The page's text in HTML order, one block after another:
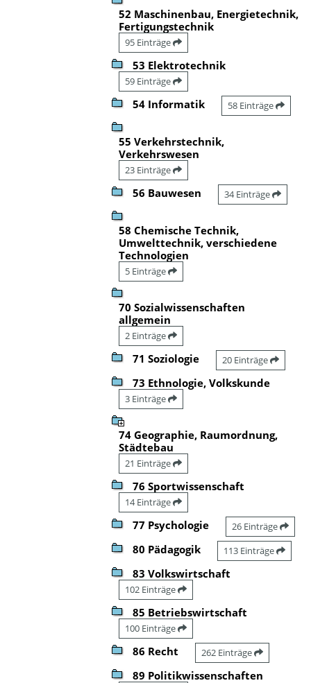
52 Maschinenbau, Energietechnik,
Fertigungstechnik
95 Einträge
53 Elektrotechnik
59 Einträge
54 Informatik 58 Einträge
55 Verkehrstechnik,
Verkehrswesen
23 Einträge
56 Bauwesen 34 Einträge
58 Chemische Technik,
Umwelttechnik, verschiedene
Technologien
5 Einträge
70 Sozialwissenschaften
allgemein
2 Einträge
71 Soziologie 20 Einträge
73 Ethnologie, Volkskunde
3 Einträge
74 Geographie, Raumordnung,
Städtebau
21 Einträge
76 Sportwissenschaft
14 Einträge
77 Psychologie 26 Einträge
80 Pädagogik 113 Einträge
83 Volkswirtschaft
102 Einträge
85 Betriebswirtschaft
100 Einträge
86 Recht 262 Einträge
89 Politikwissenschaften